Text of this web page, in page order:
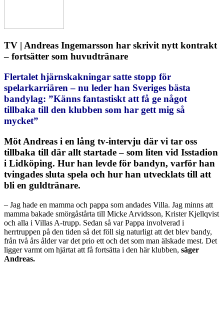
TV | Andreas Ingemarsson har skrivit nytt kontrakt
– fortsätter som huvudtränare
Flertalet hjärnskakningar satte stopp för
spelarkarriären – nu leder han Sveriges bästa
bandylag: ”Känns fantastiskt att få ge något
tillbaka till den klubben som har gett mig så
mycket”
Möt Andreas i en lång tv-intervju där vi tar oss
tillbaka till där allt startade – som liten vid Isstadion
i Lidköping. Hur han levde för bandyn, varför han
tvingades sluta spela och hur han utvecklats till att
bli en guldtränare.
– Jag hade en mamma och pappa som andades Villa. Jag minns att
mamma bakade smörgåstårta till Micke Arvidsson, Krister Kjellqvist
och alla i Villas A-trupp. Sedan så var Pappa involverad i
herrtruppen på den tiden så det föll sig naturligt att det blev bandy,
från två års ålder var det prio ett och det som man älskade mest. Det
ligger varmt om hjärtat att få fortsätta i den här klubben, säger
Andreas.